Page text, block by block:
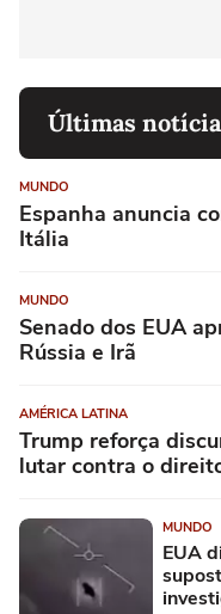
Últimas
MUNDO
Espanha anuncia
Itália
MUNDO
Senado dos EUA
Rússia e Irã
AMÉRICA LATINA
Trump reforça
lutar contra o
MUNDO
EUA